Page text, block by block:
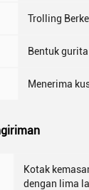
Trolling
Bentuk gurita
Menerima
Kotak
dengan lima